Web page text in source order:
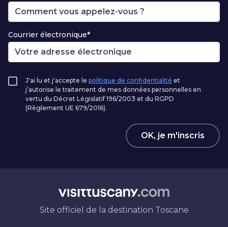
Courrier électronique*
J'ai lu et j'accepte le politique de confidentialité et
j’autorise le traitement de mes données personnelles en
vertu du Décret Législatif 196/2003 et du RGPD
(Règlement UE 679/2016).
OK, je m'inscris
Site officiel de la destination Toscane